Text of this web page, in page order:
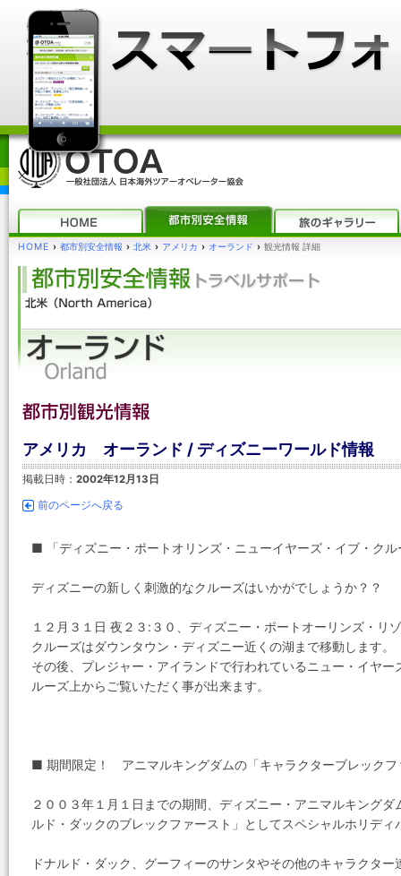
HOME › 都市別安全情報 › 北米 › アメリカ › オーランド › 観光情報 詳細
アメリカ オーランド / ディズニーワールド情報
掲載日時： 2002年12月13日
前のページへ戻る
■ 「ディズニー・ポートオリンズ・ニューイヤーズ・イブ・クル
ディズニーの新しく刺激的なクルーズはいかがでしょうか？？
１２月３１日 夜２３:３０、ディズニー・ポートオーリンズ・リ
クルーズはダウンタウン・ディズニー近くの湖まで移動します。
その後、プレジャー・アイランドで行われているニュー・イヤ
ルーズ上からご覧いただく事が出来ます。
■ 期間限定！ アニマルキングダムの「キャラクターブレックフ
２００３年１月１日までの期間、ディズニー・アニマルキング
ルド・ダックのブレックファースト」としてスペシャルホリディ
ドナルド・ダック、グーフィーのサンタやその他のキャラクタ